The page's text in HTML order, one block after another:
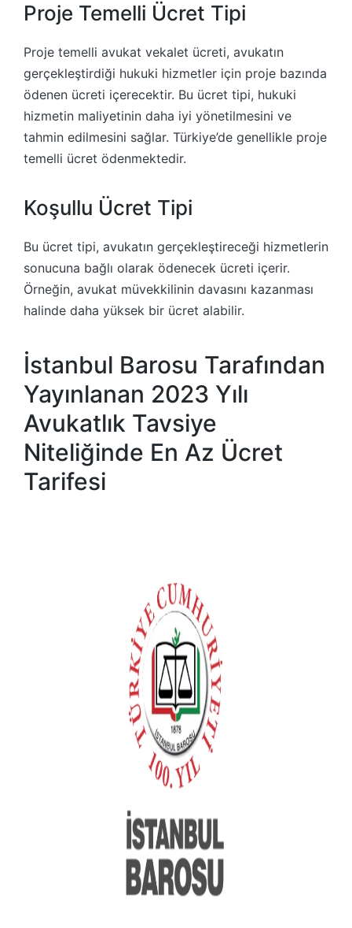
Proje Temelli Ücret Tipi
Proje temelli avukat vekalet ücreti, avukatın
gerçekleştirdiği hukuki hizmetler için proje bazında
ödenen ücreti içerecektir. Bu ücret tipi, hukuki
hizmetin maliyetinin daha iyi yönetilmesini ve
tahmin edilmesini sağlar. Türkiye’de genellikle proje
temelli ücret ödenmektedir.
Koşullu Ücret Tipi
Bu ücret tipi, avukatın gerçekleştireceği hizmetlerin
sonucuna bağlı olarak ödenecek ücreti içerir.
Örneğin, avukat müvekkilinin davasını kazanması
halinde daha yüksek bir ücret alabilir.
İstanbul Barosu Tarafından
Yayınlanan 2023 Yılı
Avukatlık Tavsiye
Niteliğinde En Az Ücret
Tarifesi